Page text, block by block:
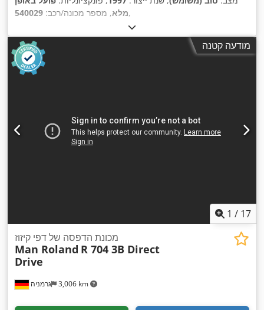
מלא, מספר מכונה/רכב: 540029 ,
מודעה קטנה
1 / 17
גרמניה 3,006 km
מכונת הדפסה של דפי קיזוז
Man Roland R 704 3B Direct
Drive